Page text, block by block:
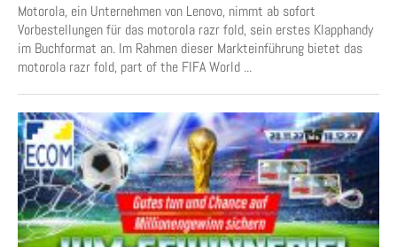
Motorola, ein Unternehmen von Lenovo, nimmt ab sofort
Vorbestellungen für das motorola razr fold, sein erstes Klapphandy
im Buchformat an. Im Rahmen dieser Markteinführung bietet das
motorola razr fold, part of the FIFA World ...